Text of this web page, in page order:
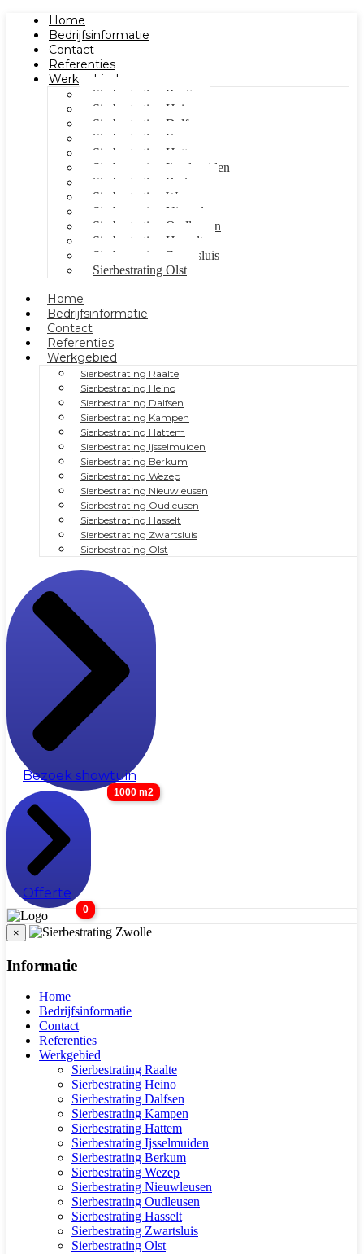
Home
Bedrijfsinformatie
Contact
Referenties
Werkgebied
Sierbestrating Raalte
Sierbestrating Heino
Sierbestrating Dalfsen
Sierbestrating Kampen
Sierbestrating Hattem
Sierbestrating Ijsselmuiden
Sierbestrating Berkum
Sierbestrating Wezep
Sierbestrating Nieuwleusen
Sierbestrating Oudleusen
Sierbestrating Hasselt
Sierbestrating Zwartsluis
Sierbestrating Olst
Home
Bedrijfsinformatie
Contact
Referenties
Werkgebied
Sierbestrating Raalte
Sierbestrating Heino
Sierbestrating Dalfsen
Sierbestrating Kampen
Sierbestrating Hattem
Sierbestrating Ijsselmuiden
Sierbestrating Berkum
Sierbestrating Wezep
Sierbestrating Nieuwleusen
Sierbestrating Oudleusen
Sierbestrating Hasselt
Sierbestrating Zwartsluis
Sierbestrating Olst
Bezoek showtuin
1000 m2
Offerte
0
×
Informatie
Home
Bedrijfsinformatie
Contact
Referenties
Werkgebied
Sierbestrating Raalte
Sierbestrating Heino
Sierbestrating Dalfsen
Sierbestrating Kampen
Sierbestrating Hattem
Sierbestrating Ijsselmuiden
Sierbestrating Berkum
Sierbestrating Wezep
Sierbestrating Nieuwleusen
Sierbestrating Oudleusen
Sierbestrating Hasselt
Sierbestrating Zwartsluis
Sierbestrating Olst